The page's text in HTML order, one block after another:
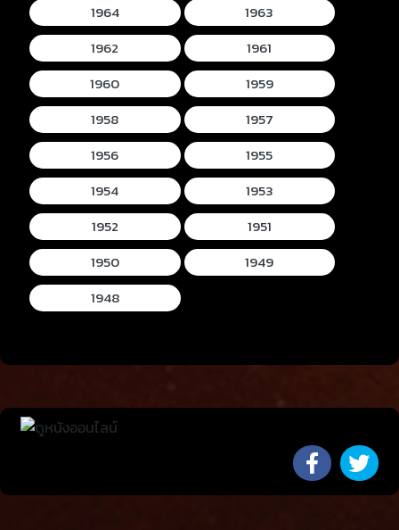
1964
1963
1962
1961
1960
1959
1958
1957
1956
1955
1954
1953
1952
1951
1950
1949
1948